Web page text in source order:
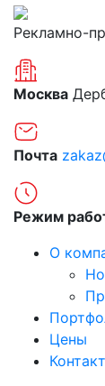
Рекламно-
Москва
Почта
Режим
О
Цены